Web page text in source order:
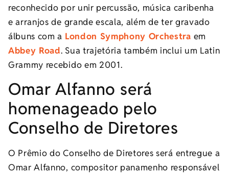
reconhecido por unir percussão, música caribenha
e arranjos de grande escala, além de ter gravado
álbuns com a London Symphony Orchestra em
Abbey Road. Sua trajetória também inclui um Latin
Grammy recebido em 2001.
Omar Alfanno será
homenageado pelo
Conselho de Diretores
O Prêmio do Conselho de Diretores será entregue a
Omar Alfanno, compositor panamenho responsável